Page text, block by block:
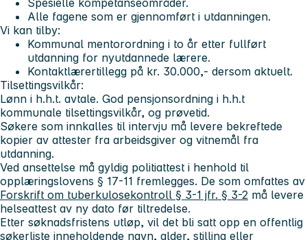
Alle fagene som er gjennomført i utdanningen.
Vi kan tilby:
Kommunal mentorordning i to år etter fullført
utdanning for nyutdannede lærere.
Kontaktlærertillegg på kr. 30.000,- dersom aktuelt.
Tilsettingsvilkår:
Lønn i h.h.t. avtale. God pensjonsordning i h.h.t
kommunale tilsettingsvilkår, og prøvetid.
Søkere som innkalles til intervju må levere bekreftede
kopier av attester fra arbeidsgiver og vitnemål fra
utdanning.
Ved ansettelse må gyldig politiattest i henhold til
opplæringslovens § 17-11 fremlegges. De som omfattes av
Forskrift om tuberkulosekontroll § 3-1 jfr. § 3-2 må levere
helseattest av ny dato før tiltredelse.
Etter søknadsfristens utløp, vil det bli satt opp en offentlig
søkerliste inneholdende navn, alder, stilling eller